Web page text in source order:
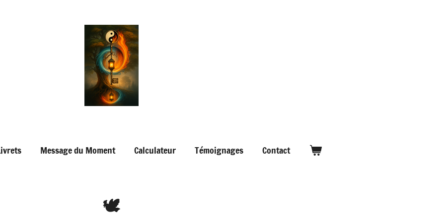
Message du Moment Calculateur Témoignages Contact
🕊️